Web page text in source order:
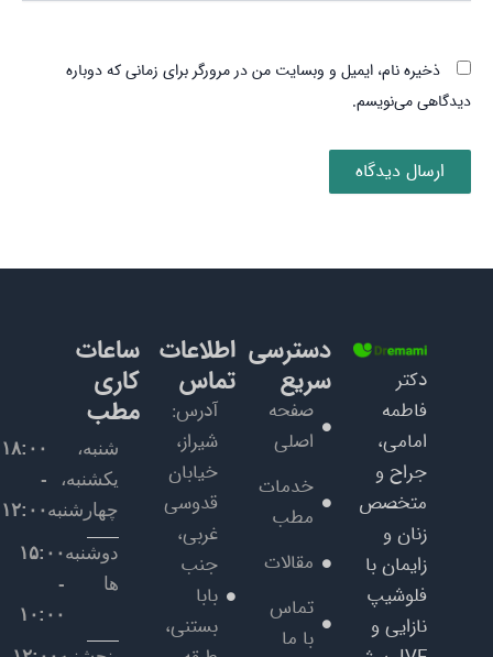
ذخیره نام، ایمیل و وبسایت من در مرورگر برای زمانی که دوباره
دیدگاهی می‌نویسم.
دکتر
فاطمه
امامی،
جراح و
متخصص
زنان و
زایمان با
فلوشیپ
نازایی و
دسترسی
سریع
صفحه
اصلی
خدمات
مطب
مقالات
تماس
با ما
اطلاعات
تماس
آدرس:
شیراز،
خیابان
قدوسی
غربی،
جنب
بابا
بستنی،
ساعات
کاری
مطب
شنبه،
یکشنبه،
چهارشنبه
۱۸:۰۰
-
۱۲:۰۰
دوشنبه
ها
۱۵:۰۰
-
۱۰:۰۰